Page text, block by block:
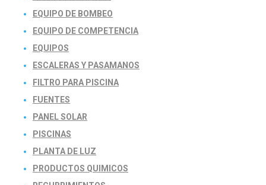
EQUIPO DE BOMBEO
EQUIPO DE COMPETENCIA
EQUIPOS
ESCALERAS Y PASAMANOS
FILTRO PARA PISCINA
FUENTES
PANEL SOLAR
PISCINAS
PLANTA DE LUZ
PRODUCTOS QUIMICOS